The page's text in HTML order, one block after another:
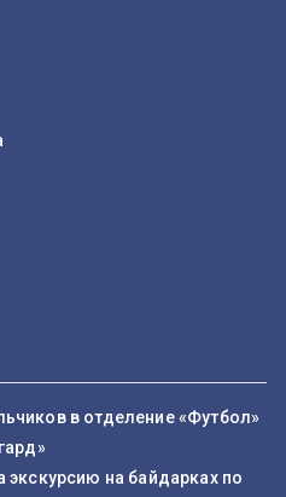
в отделение «Футбол»
на байдарках по